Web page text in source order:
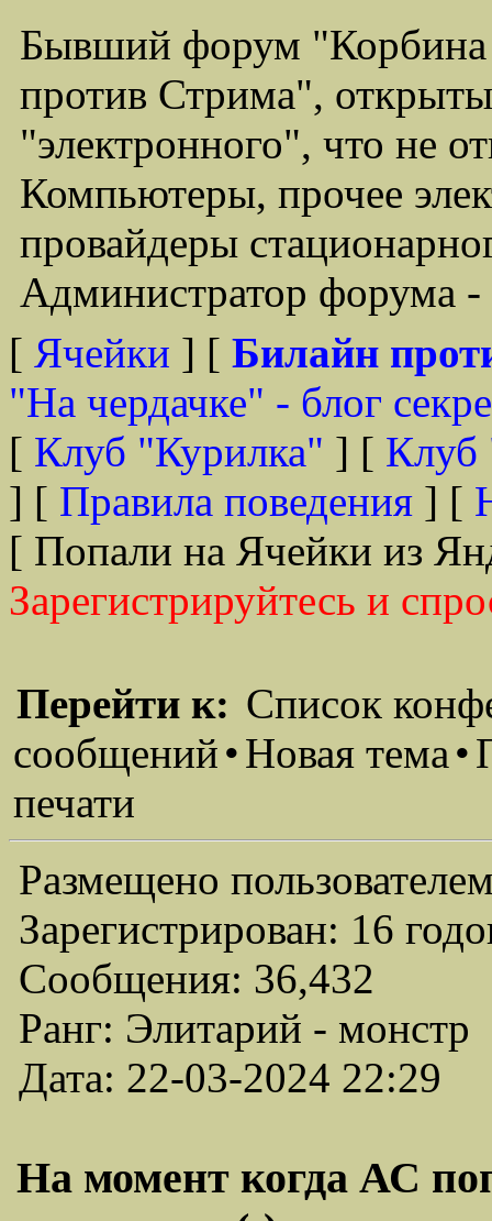
Бывший форум "Корбина
против Стрима",
"электронного", что не
Компьютеры, прочее
провайдеры
Администратор форума
[ Ячейки ] [ Билайн
"На чердачке" - блог
[ Клуб "Курилка" ] [ Клуб
] [ Правила поведения ] [
[ Попали на Ячейки из
Зарегистрируйтесь и
Перейти к: Список
сообщений•Новая тема•
печати
Размещено
Зарегистрирован: 16
Сообщения: 36,432
Ранг: Элитарий - монстр
Дата: 22-03-2024 22:29
На момент когда АС